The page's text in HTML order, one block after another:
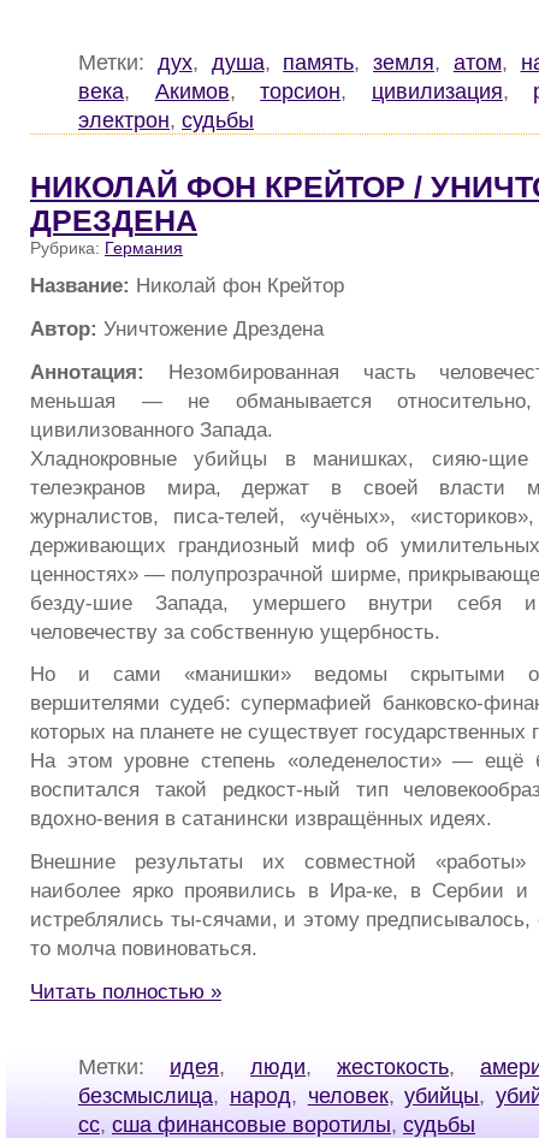
Метки: дух, душа, память, земля, атом,
века, Акимов,торсион, цивилизация,
электрон, судьбы
НИКОЛАЙ ФОН КРЕЙТОР /
ДРЕЗДЕНА
Рубрика: Германия
Название: Николай фон Крейтор
Автор: Уничтожение Дрездена
Аннотация: Незомбированная часть
меньшая — не обманывается относительно,
цивилизованного Запада.
Хладнокровные убийцы в манишках, сияю-
телеэкранов мира, держат в своей власти
журналистов, писа-телей, «учёных»,
держивающих грандиозный миф об умилительных
ценностях» — полупрозрачной ширме,
безду-шие Запада, умершего внутри себя
человечеству за собственную ущербность.
Но и сами «манишки» ведомы скрытыми
вершителями судеб: супермафией банковско-
которых на планете не существует государственных
На этом уровне степень «оледенелости» — ещё
воспитался такой редкост-ный тип
вдохно-вения в сатанински извращённых идеях.
Внешние результаты их совместной
наиболее ярко проявились в Ира-ке, в Сербии
истреблялись ты-сячами, и этому предписывалось,
то молча повиноваться.
Читать полностью »
Метки: идея, люди, жестокость,
безсмыслица, народ, человек,убийцы,
сс, сша финансовые воротилы, судьбы